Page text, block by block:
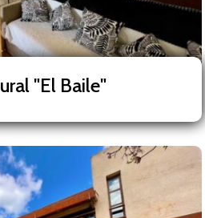
"El Baile"